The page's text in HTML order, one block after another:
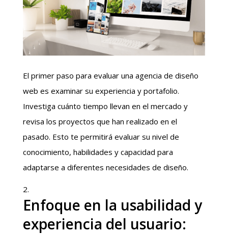
El primer paso para evaluar una agencia de diseño
web es examinar su experiencia y portafolio.
Investiga cuánto tiempo llevan en el mercado y
revisa los proyectos que han realizado en el
pasado. Esto te permitirá evaluar su nivel de
conocimiento, habilidades y capacidad para
adaptarse a diferentes necesidades de diseño.
Enfoque en la usabilidad y
experiencia del usuario: